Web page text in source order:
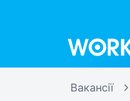
Вакансії